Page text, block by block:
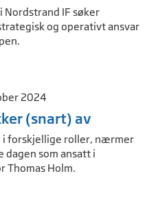
Nordstrand IF søker
og operativt ansvar
2024
(snart) av
i forskjellige roller, nærmer
dagen som ansatt i
Thomas Holm.